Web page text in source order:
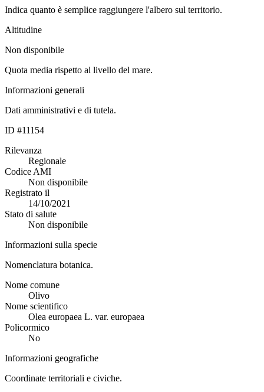
Indica quanto è semplice raggiungere l'albero sul territorio.
Altitudine
Non disponibile
Quota media rispetto al livello del mare.
Informazioni generali
Dati amministrativi e di tutela.
ID #11154
Rilevanza
Regionale
Codice AMI
Non disponibile
Registrato il
14/10/2021
Stato di salute
Non disponibile
Informazioni sulla specie
Nomenclatura botanica.
Nome comune
Olivo
Nome scientifico
Olea europaea L. var. europaea
Policormico
No
Informazioni geografiche
Coordinate territoriali e civiche.